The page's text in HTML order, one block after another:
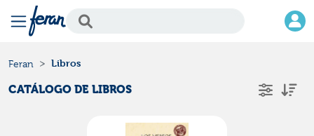
Feran Libros
CATÁLOGO DE LIBROS